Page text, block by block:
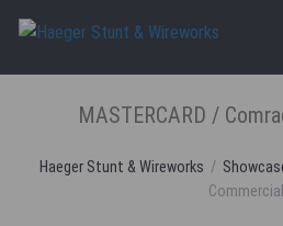
MASTERCARD /
Haeger Stunt & Wireworks
Commercial